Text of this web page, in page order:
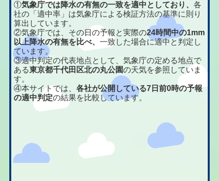
①気象庁では降水の有無の一致を適中としており、各
社の「適中率」は気象庁による検証方法の基準に則り
算出しています。
②気象庁では、その日の予報と実際の24時間中の1mm
以上降水の有無を比べ、一致した場合に適中と判定し
ています。
③適中判定の代表地点として、気象庁の定める地点で
ある東京都千代田区北の丸公園の天気を参照していま
す。
④本サイトでは、各社が公開している7日前0時の予報
の適中判定の結果を比較しています。